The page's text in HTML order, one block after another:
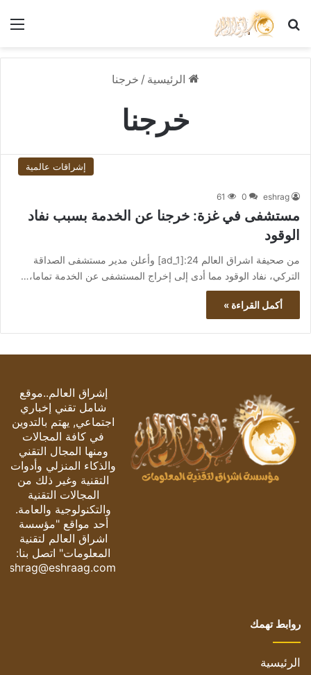
بحث عن
الرئيسية / خرجنا
خرجنا
إشراقات عالمية
eshrag
0
61
مستشفى في غزة: خرجنا عن الخدمة بسبب نفاد
الوقود
من صحيفة اشراق العالم 24:[ad_1] وأعلن مدير مستشفى الصداقة
التركي، نفاد الوقود مما أدى إلى إخراج المستشفى عن الخدمة تماما،…
أكمل القراءة »
إشراق العالم..موقع
شامل تقني إخباري
اجتماعي, يهتم بالتدوين
في كافة المجالات
ومنها المجال التقني
والذكاء المنزلي وأدوات
التقنية وغير ذلك من
المجالات التقنية
والتكنولوجية والعامة.
أحد مواقع "مؤسسة
اشراق العالم لتقنية
المعلومات" اتصل بنا:
eshrag@eshraag.com
روابط تهمك
الرئيسية